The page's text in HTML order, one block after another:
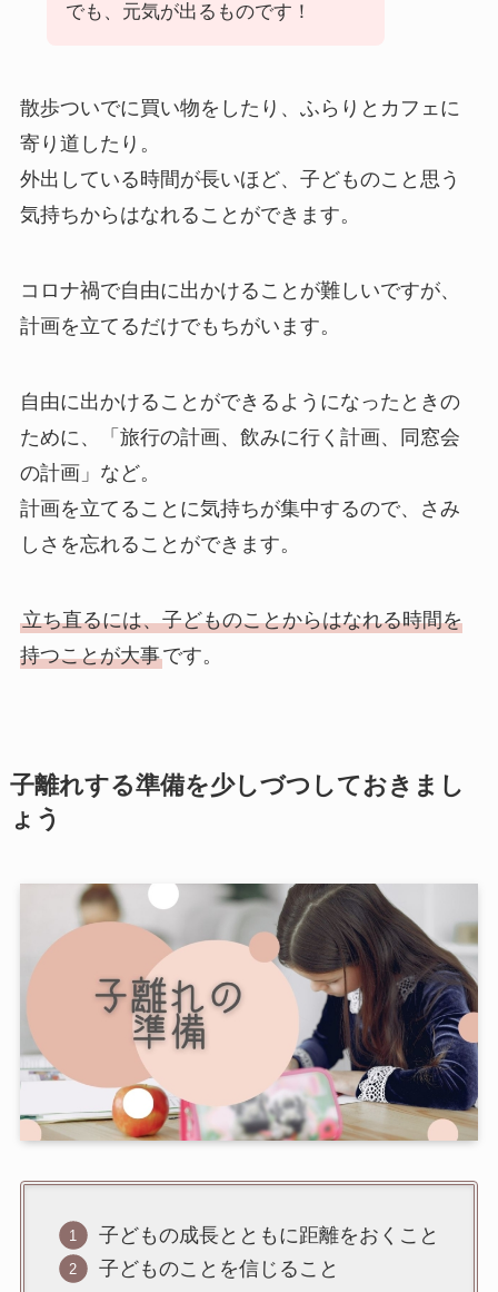
でも、元気が出るものです！
散歩ついでに買い物をしたり、ふらりとカフェに
寄り道したり。
外出している時間が長いほど、子どものこと思う
気持ちからはなれることができます。
コロナ禍で自由に出かけることが難しいですが、
計画を立てるだけでもちがいます。
自由に出かけることができるようになったときの
ために、「旅行の計画、飲みに行く計画、同窓会
の計画」など。
計画を立てることに気持ちが集中するので、さみ
しさを忘れることができます。
立ち直るには、子どものことからはなれる時間を
持つことが大事です。
子離れする準備を少しづつしておきまし
ょう
子どもの成長とともに距離をおくこと
子どものことを信じること